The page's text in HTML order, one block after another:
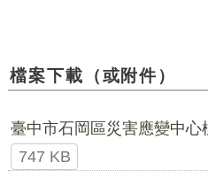
檔案下載（或附件）
臺中市石岡區災害應變中心
747 KB